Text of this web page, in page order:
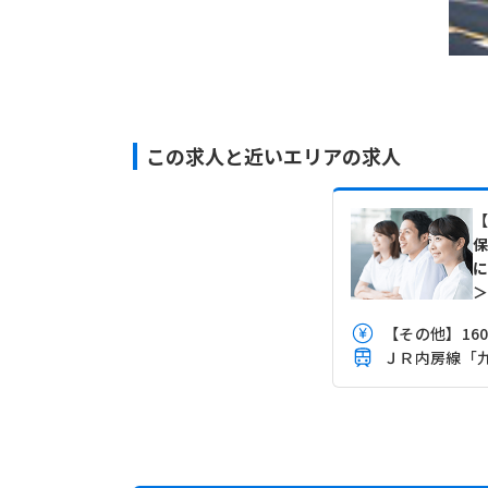
この求人と近いエリアの求人
＞
【その他】
ＪＲ内房線「